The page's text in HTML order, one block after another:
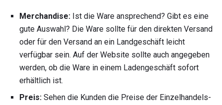
Merchandise: Ist die Ware ansprechend? Gibt es eine
gute Auswahl? Die Ware sollte für den direkten Versand
oder für den Versand an ein Landgeschäft leicht
verfügbar sein. Auf der Website sollte auch angegeben
werden, ob die Ware in einem Ladengeschäft sofort
erhältlich ist.
Preis: Sehen die Kunden die Preise der Einzelhandels-